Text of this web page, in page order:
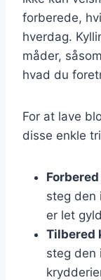
forberede,
hverdag.
måder,
hvad du
For at lave
disse enkle
steg den
er let
Tilbered
steg den